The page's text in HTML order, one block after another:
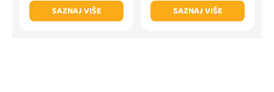
SAZNAJ VIŠE
SAZNAJ VIŠE